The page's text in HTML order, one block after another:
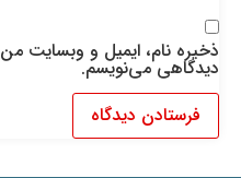
ذخیره نام، ایمیل و وبسایت من
دیدگاهی می‌نویسم.